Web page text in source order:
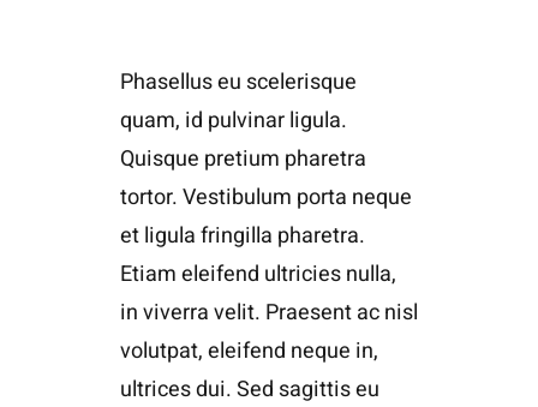
Phasellus eu scelerisque
quam, id pulvinar ligula.
Quisque pretium pharetra
tortor. Vestibulum porta neque
et ligula fringilla pharetra.
Etiam eleifend ultricies nulla,
in viverra velit. Praesent ac nisl
volutpat, eleifend neque in,
ultrices dui. Sed sagittis eu